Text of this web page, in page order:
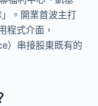
。開業首波主打
程式介面，
串接股東既有的